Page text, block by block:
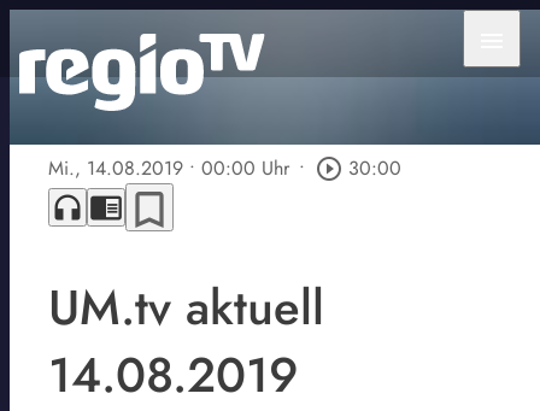
Mi., 14.08.2019 • 00:00 Uhr • play_circle_outline 30:00
headphones chrome_reader_mode bookmark_border
UM.tv aktuell
14.08.2019